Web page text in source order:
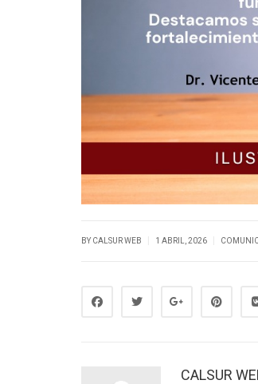
BY CALSUR WEB 1 ABRIL, 2026
CALSUR